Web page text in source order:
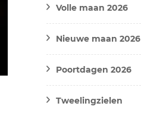
Volle maan 2026
Nieuwe maan 2026
Poortdagen 2026
Tweelingzielen